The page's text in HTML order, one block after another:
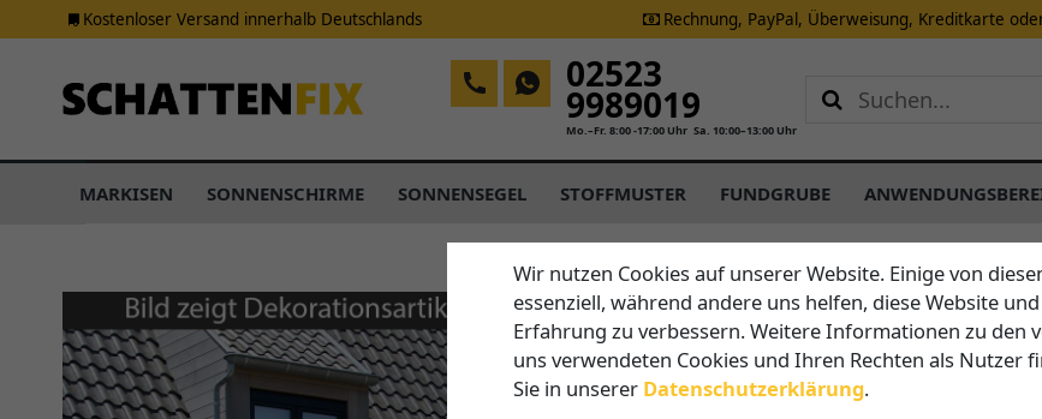
Kostenloser Versand innerhalb Deutschlands Rechnung, PayPal, Überweisung, Kreditkarte
02523
9989019
Mo.–Fr. 8:00 -17:00 Uhr Sa. 10:00–13:00 Uhr
MARKISEN SONNENSCHIRME SONNENSEGEL STOFFMUSTER FUNDGRUBE
Brustor
B25 -
Wir nutzen Cookies auf unserer Website. Einige von
essenziell, während andere uns helfen, diese Website
Erfahrung zu verbessern. Weitere Informationen zu den
uns verwendeten Cookies und Ihren Rechten als Nutzer
Sie in unserer Daten­schutz­erklärung.